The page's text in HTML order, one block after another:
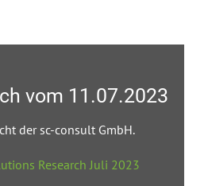
vom 11.07.2023
der sc-consult GmbH.
Research Juli 2023